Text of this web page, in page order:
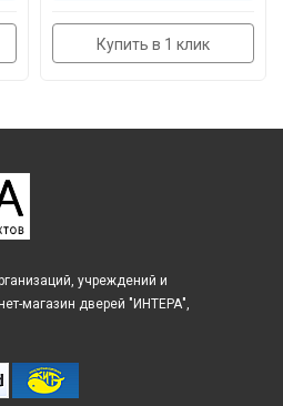
Купить в 1 клик
учреждений и
магазин дверей "ИНТЕРА",